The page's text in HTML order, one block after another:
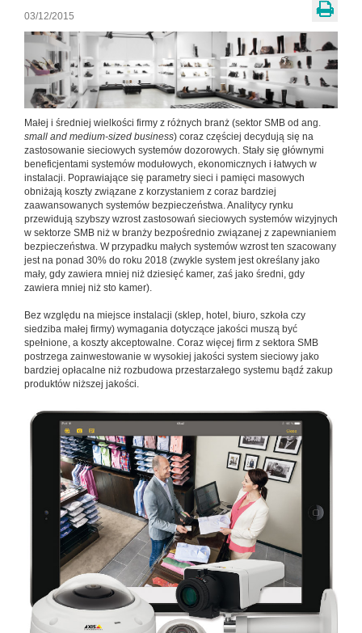
03/12/2015
Małej i średniej wielkości firmy z różnych branż (sektor SMB od ang.
small and medium-sized business) coraz częściej decydują się na
zastosowanie sieciowych systemów dozorowych. Stały się głównymi
beneficjentami systemów modułowych, ekonomicznych i łatwych w
instalacji. Poprawiające się parametry sieci i pamięci masowych
obniżają koszty związane z korzystaniem z coraz bardziej
zaawansowanych systemów bezpieczeństwa. Analitycy rynku
przewidują szybszy wzrost zastosowań sieciowych systemów wizyjnych
w sektorze SMB niż w branży bezpośrednio związanej z zapewnianiem
bezpieczeństwa. W przypadku małych systemów wzrost ten szacowany
jest na ponad 30% do roku 2018 (zwykle system jest określany jako
mały, gdy zawiera mniej niż dziesięć kamer, zaś jako średni, gdy
zawiera mniej niż sto kamer).
Bez względu na miejsce instalacji (sklep, hotel, biuro, szkoła czy
siedziba małej firmy) wymagania dotyczące jakości muszą być
spełnione, a koszty akceptowalne. Coraz więcej firm z sektora SMB
postrzega zainwestowanie w wysokiej jakości system sieciowy jako
bardziej opłacalne niż rozbudowa przestarzałego systemu bądź zakup
produktów niższej jakości.